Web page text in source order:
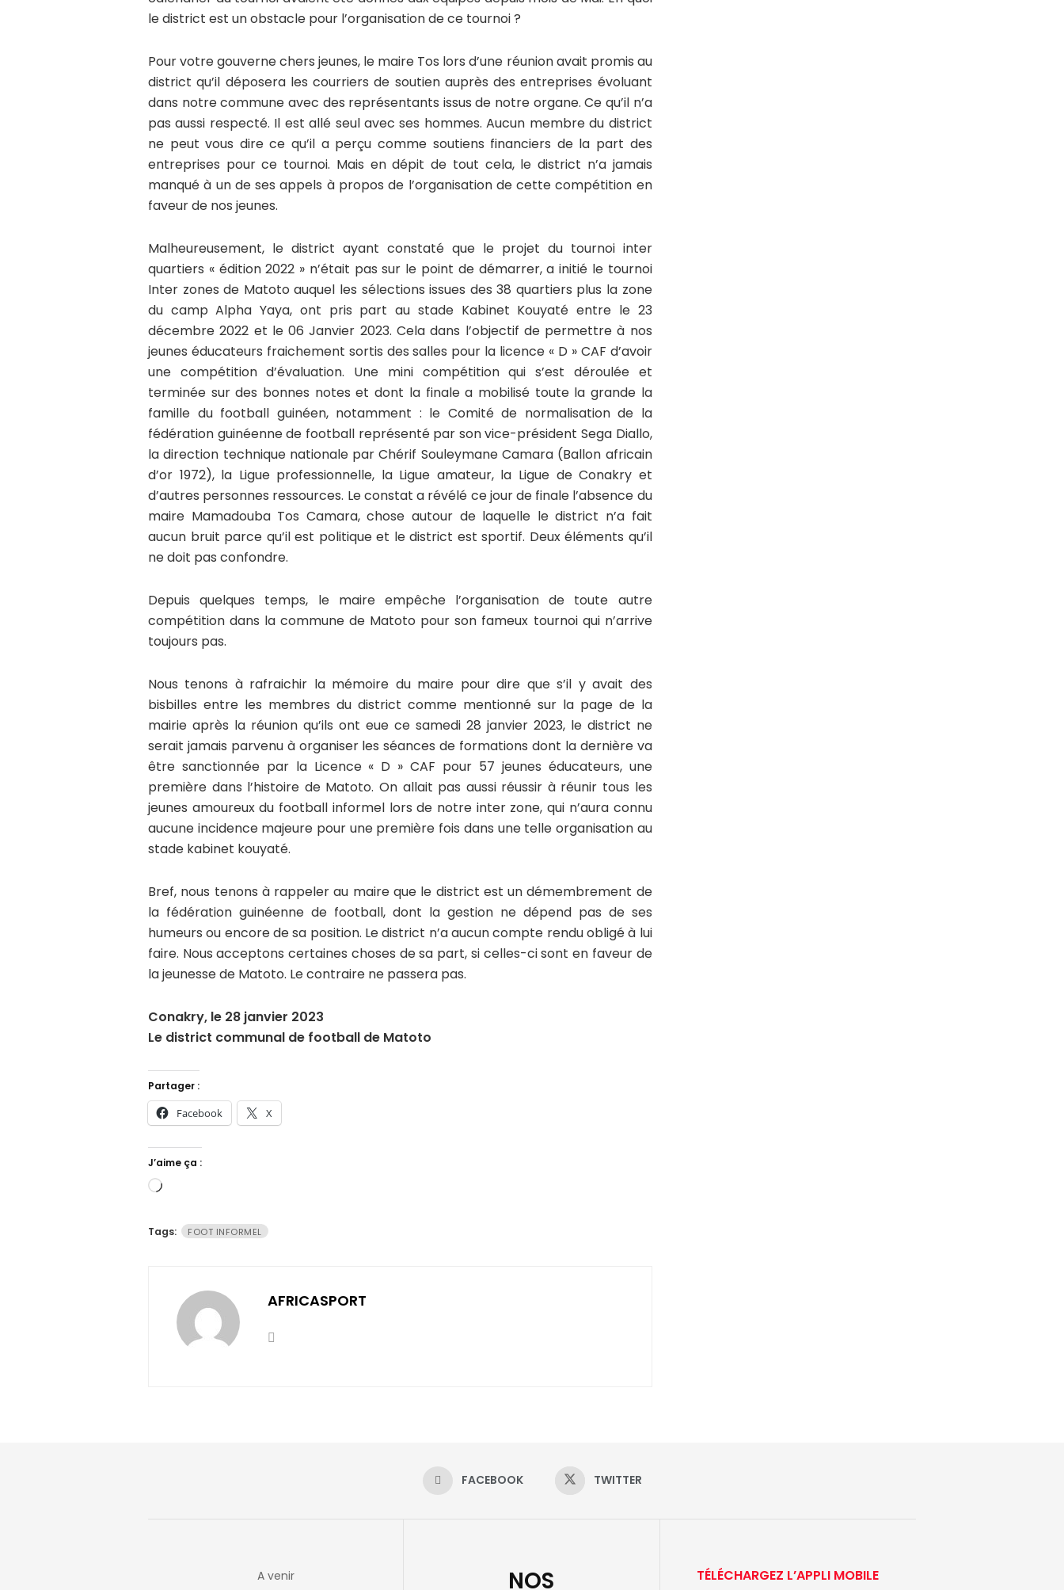
le district est un obstacle pour l’organisation de ce tournoi ?
Pour votre gouverne chers jeunes, le maire Tos lors d’une réunion avait promis au
district qu’il déposera les courriers de soutien auprès des entreprises évoluant
dans notre commune avec des représentants issus de notre organe. Ce qu’il n’a
pas aussi respecté. Il est allé seul avec ses hommes. Aucun membre du district
ne peut vous dire ce qu’il a perçu comme soutiens financiers de la part des
entreprises pour ce tournoi. Mais en dépit de tout cela, le district n’a jamais
manqué à un de ses appels à propos de l’organisation de cette compétition en
faveur de nos jeunes.
Malheureusement, le district ayant constaté que le projet du tournoi inter
quartiers « édition 2022 » n’était pas sur le point de démarrer, a initié le tournoi
Inter zones de Matoto auquel les sélections issues des 38 quartiers plus la zone
du camp Alpha Yaya, ont pris part au stade Kabinet Kouyaté entre le 23
décembre 2022 et le 06 Janvier 2023. Cela dans l’objectif de permettre à nos
jeunes éducateurs fraichement sortis des salles pour la licence « D » CAF d’avoir
une compétition d’évaluation. Une mini compétition qui s’est déroulée et
terminée sur des bonnes notes et dont la finale a mobilisé toute la grande la
famille du football guinéen, notamment : le Comité de normalisation de la
fédération guinéenne de football représenté par son vice-président Sega Diallo,
la direction technique nationale par Chérif Souleymane Camara (Ballon africain
d’or 1972), la Ligue professionnelle, la Ligue amateur, la Ligue de Conakry et
d’autres personnes ressources. Le constat a révélé ce jour de finale l’absence du
maire Mamadouba Tos Camara, chose autour de laquelle le district n’a fait
aucun bruit parce qu’il est politique et le district est sportif. Deux éléments qu’il
ne doit pas confondre.
Depuis quelques temps, le maire empêche l’organisation de toute autre
compétition dans la commune de Matoto pour son fameux tournoi qui n’arrive
toujours pas.
Nous tenons à rafraichir la mémoire du maire pour dire que s’il y avait des
bisbilles entre les membres du district comme mentionné sur la page de la
mairie après la réunion qu’ils ont eue ce samedi 28 janvier 2023, le district ne
serait jamais parvenu à organiser les séances de formations dont la dernière va
être sanctionnée par la Licence « D » CAF pour 57 jeunes éducateurs, une
première dans l’histoire de Matoto. On allait pas aussi réussir à réunir tous les
jeunes amoureux du football informel lors de notre inter zone, qui n’aura connu
aucune incidence majeure pour une première fois dans une telle organisation au
stade kabinet kouyaté.
Bref, nous tenons à rappeler au maire que le district est un démembrement de
la fédération guinéenne de football, dont la gestion ne dépend pas de ses
humeurs ou encore de sa position. Le district n’a aucun compte rendu obligé à lui
faire. Nous acceptons certaines choses de sa part, si celles-ci sont en faveur de
la jeunesse de Matoto. Le contraire ne passera pas.
Conakry, le 28 janvier 2023
Le district communal de football de Matoto
Partager :
Facebook X
J’aime ça :
Chargement…
Tags: FOOT INFORMEL
AFRICASPORT
FACEBOOK TWITTER
A venir NOS TÉLÉCHARGEZ L’APPLI MOBILE